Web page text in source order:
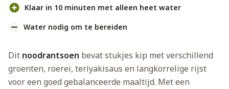
Klaar in 10 minuten met alleen heet water
Water nodig om te bereiden
Dit noodrantsoen bevat stukjes kip met verschillend
groenten, roerei, teriyakisaus en langkorrelige rijst
voor een goed gebalanceerde maaltijd. Met een